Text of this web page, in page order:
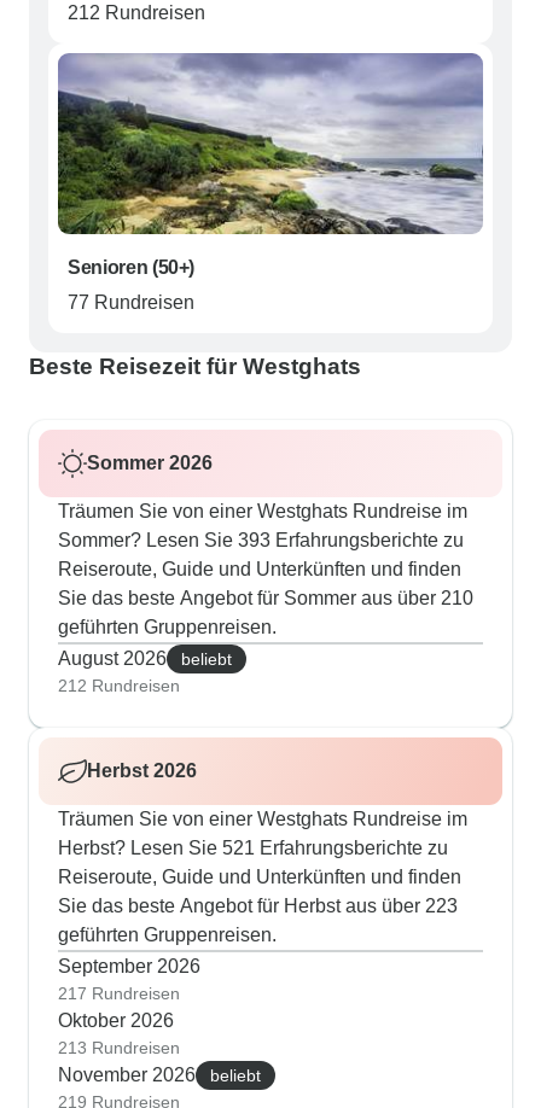
212 Rundreisen
Senioren (50+)
77 Rundreisen
Beste Reisezeit für Westghats
Sommer 2026
Träumen Sie von einer Westghats Rundreise im
Sommer? Lesen Sie 393 Erfahrungsberichte zu
Reiseroute, Guide und Unterkünften und finden
Sie das beste Angebot für Sommer aus über 210
geführten Gruppenreisen.
August 2026
beliebt
212 Rundreisen
Herbst 2026
Träumen Sie von einer Westghats Rundreise im
Herbst? Lesen Sie 521 Erfahrungsberichte zu
Reiseroute, Guide und Unterkünften und finden
Sie das beste Angebot für Herbst aus über 223
geführten Gruppenreisen.
September 2026
217 Rundreisen
Oktober 2026
213 Rundreisen
November 2026
beliebt
219 Rundreisen